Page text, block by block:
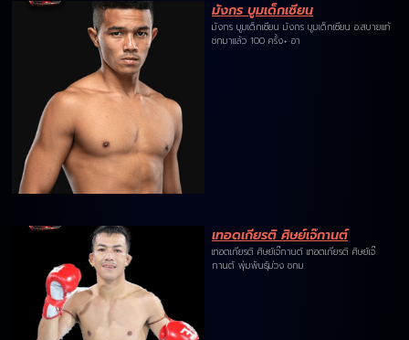
มังกร บูมเด็กเซียน
มังกร บูมเด็กเซียน มังกร บูมเด็กเซียน อ.สบายแท้
ชกมาแล้ว 100 ครั้ง+ อา
เทอดเกียรติ ศิษย์เจ๊กานต์
เทอดเกียรติ ศิษย์เจ๊กานต์ เทอดเกียรติ ศิษย์เจ๊
กานต์ พุ่มพันธุ์ม่วง ชกม